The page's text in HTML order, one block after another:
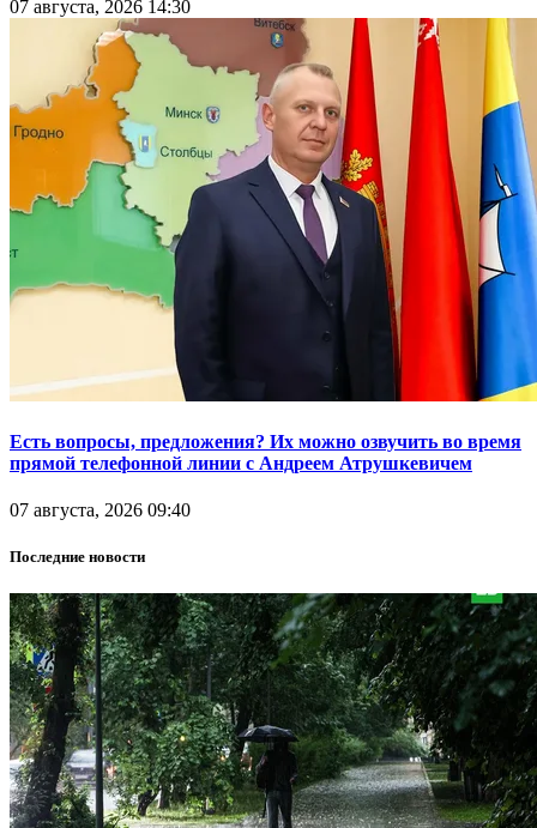
07 августа, 2026 14:30
Есть вопросы, предложения? Их можно озвучить во время
прямой телефонной линии с Андреем Атрушкевичем
07 августа, 2026 09:40
Последние новости